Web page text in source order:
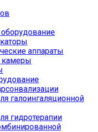
аппараты
камеры
галоингаляционной
гидротерапии